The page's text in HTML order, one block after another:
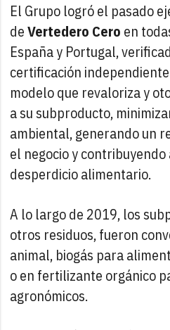
El Grupo logró el pasado
deVertedero Cero en
España y Portugal,
certificación independiente
modelo que revaloriza y
a su subproducto,
ambiental, generando un
el negocio y contribuyendo
desperdicio alimentario.
A lo largo de 2019, los
otros residuos, fueron
animal, biogás para
o en fertilizante orgánico
agronómicos.